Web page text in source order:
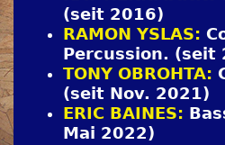
(seit 2016)
RAMON YSLAS:
Percussion. (seit
TONY OBROHTA:
(seit Nov. 2021)
ERIC BAINES:
Mai 2022)